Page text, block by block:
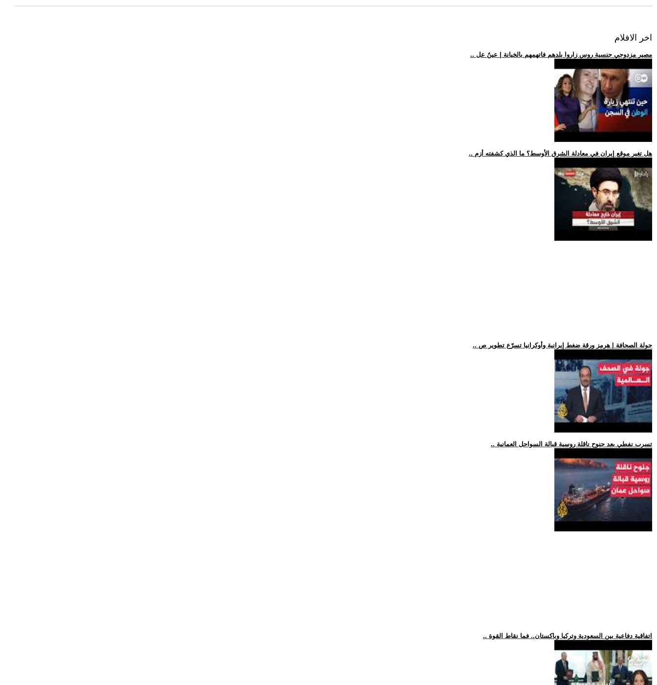
اخر الافلام
.. مصير مزدوجي جنسية روس زاروا بلدهم فاتهمهم بالخيانة | عينٌ عل
.. هل تغير موقع إيران في معادلة الشرق الأوسط؟ ما الذي كشفته أزم
.. جولة الصحافة | هرمز ورقة ضغط إيرانية وأوكرانيا تسرّع تطوير ص
.. تسرب نفطي بعد جنوح ناقلة روسية قبالة السواحل العمانية
.. اتفاقية دفاعية بين السعودية وتركيا وباكستان.. فما نقاط القوة